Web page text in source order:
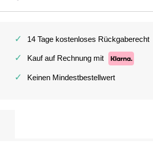
✓ 14 Tage kostenloses Rückgaberecht
✓ Kauf auf Rechnung mit
✓ Keinen Mindestbestellwert